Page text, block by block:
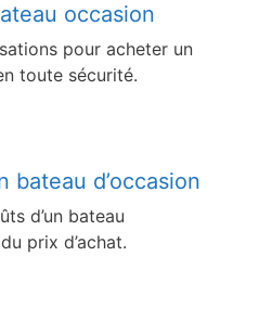
occasion
pour acheter un
toute sécurité.
bateau d’occasion
d’un bateau
prix d’achat.